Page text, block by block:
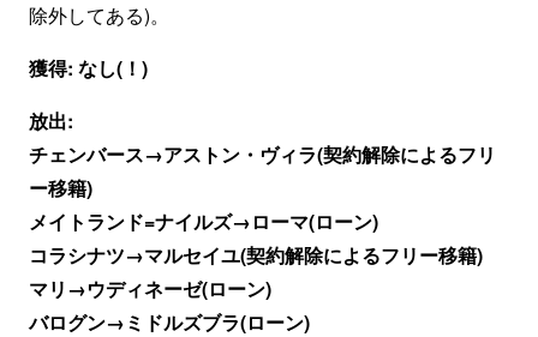
除外してある)。
獲得: なし(！)
放出:
チェンバース→アストン・ヴィラ(契約解除によるフリ
ー移籍)
メイトランド=ナイルズ→ローマ(ローン)
コラシナツ→マルセイユ(契約解除によるフリー移籍)
マリ→ウディネーゼ(ローン)
バログン→ミドルズブラ(ローン)